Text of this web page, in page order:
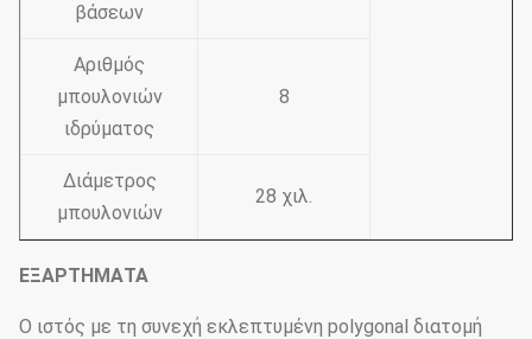
βάσεων
Αριθμός
μπουλονιών
ιδρύματος
8
Διάμετρος
μπουλονιών
28 χιλ.
ΕΞΑΡΤΗΜΑΤΑ
Ο ιστός με τη συνεχή εκλεπτυμένη polygonal διατομή